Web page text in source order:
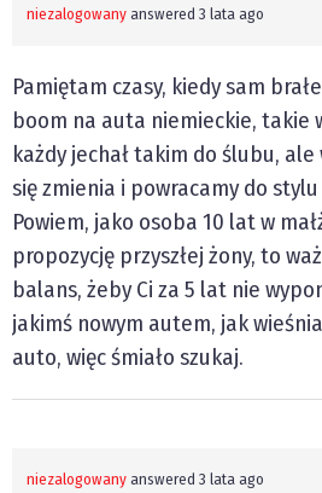
niezalogowany answered 3 lata ago
Pamiętam czasy, kiedy sam
boom na auta niemieckie, takie
każdy jechał takim do ślubu,
się zmienia i powracamy do
Powiem, jako osoba 10 lat w
propozycję przyszłej żony, to
balans, żeby Ci za 5 lat nie
jakimś nowym autem, jak
auto, więc śmiało szukaj.
niezalogowany answered 3 lata ago